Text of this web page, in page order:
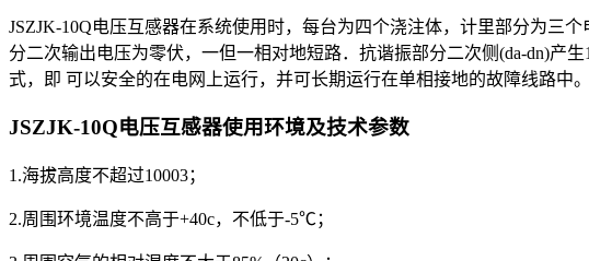
JSZJK-10Q电压互感器在系统使用时，每台为四个浇注体，计里部分为三
分二次输出电压为零伏，一但一相对地短路．抗谐振部分二次侧(da-dn)产
式，即 可以安全的在电网上运行，并可长期运行在单相接地的故障线路中。
JSZJK-10Q电压互感器使用环境及技术参数
1.海拔高度不超过10003；
2.周围环境温度不高于+40c，不低于-5℃；